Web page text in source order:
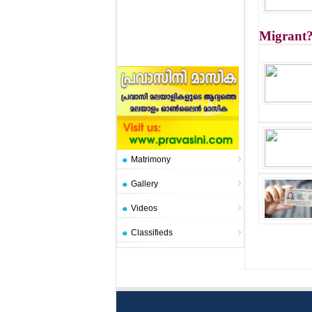
Matrimony
Gallery
Videos
Classifieds